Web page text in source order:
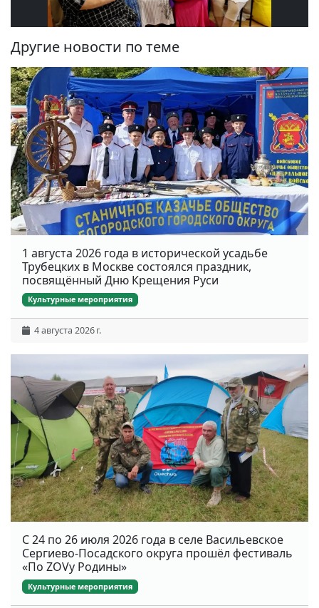
Другие новости по теме
1 августа 2026 года в исторической усадьбе
Трубецких в Москве состоялся праздник,
посвящённый Дню Крещения Руси
Культурные мероприятия
4 августа 2026 г.
С 24 по 26 июля 2026 года в селе Васильевское
Сергиево-Посадского округа прошёл фестиваль
«По ZOVу Родины»
Культурные мероприятия